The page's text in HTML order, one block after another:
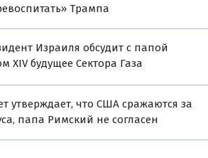
Трампа
Израиля обсудит с папой
XIV будущее Сектора Газа
утверждает, что США сражаются за
папа Римский не согласен